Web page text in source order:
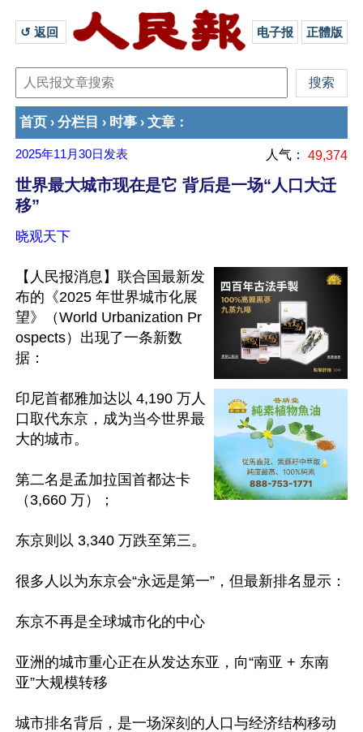
↺ 返回 电子报 正體版
首页 › 分栏目 › 时事 › 文章 ：
2025年11月30日 发表 人气： 49,374
世界最大城市现在是它 背后是一场“人口大迁
移”
晓观天下
【人民报消息】联合国最新发
布的《2025 年世界城市化展
望》（World Urbanization Pr
ospects）出现了一条新数
据：
印尼首都雅加达以 4,190 万人
口取代东京，成为当今世界最
大的城市。
第二名是孟加拉国首都达卡
（3,660 万）；
东京则以 3,340 万跌至第三。
很多人以为东京会“永远是第一”，但最新排名显示：
东京不再是全球城市化的中心
亚洲的城市重心正在从发达东亚，向“南亚 + 东南
亚”大规模转移
城市排名背后，是一场深刻的人口与经济结构移动